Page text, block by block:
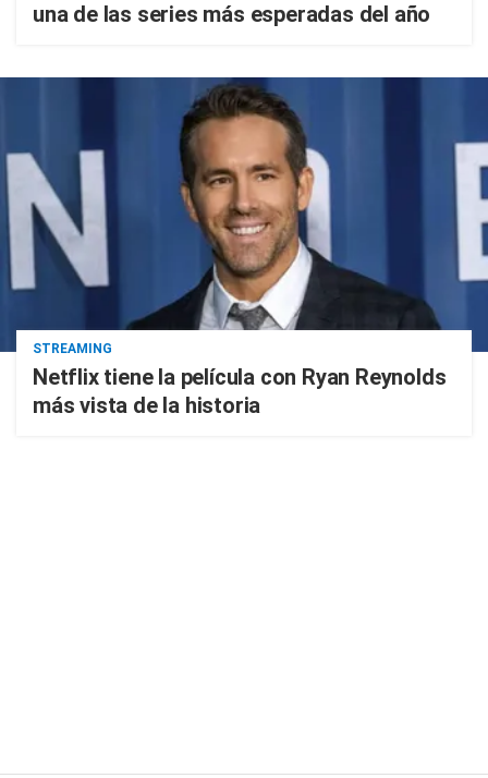
una de las series más esperadas del año
STREAMING
Netflix tiene la película con Ryan Reynolds
más vista de la historia